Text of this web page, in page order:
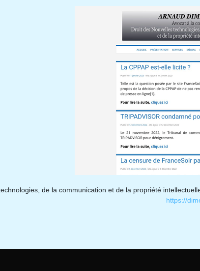
de la communication et de la propriété
https://